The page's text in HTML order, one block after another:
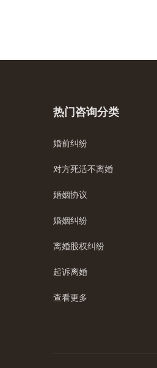
热门咨询分类
婚前纠纷
对方死活不离婚
婚姻协议
婚姻纠纷
离婚股权纠纷
起诉离婚
查看更多